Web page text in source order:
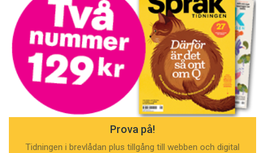
Prova på!
Tidningen i brevlådan plus tillgång till webben och digital